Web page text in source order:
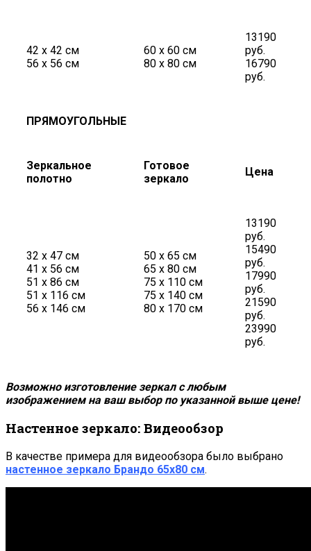
42 х 42 см
56 х 56 см
60 х 60 см
80 х 80 см
13190
руб.
16790
руб.
ПРЯМОУГОЛЬНЫЕ
Зеркальное
полотно
Готовое
зеркало
Цена
32 х 47 см
41 х 56 см
51 х 86 см
51 х 116 см
56 х 146 см
50 х 65 см
65 х 80 см
75 х 110 см
75 х 140 см
80 х 170 см
13190
руб.
15490
руб.
17990
руб.
21590
руб.
23990
руб.
Возможно изготовление зеркал с любым
изображением на ваш выбор по указанной выше цене!
Настенное зеркало: Видеообзор
В качестве примера для видеообзора было выбрано
настенное зеркало Брандо 65х80 см.